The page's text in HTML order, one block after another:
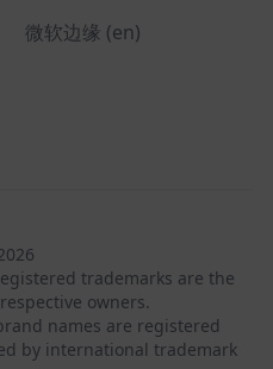
微软边缘 (en)
trademarks are the
owners.
names are registered
by international trademark